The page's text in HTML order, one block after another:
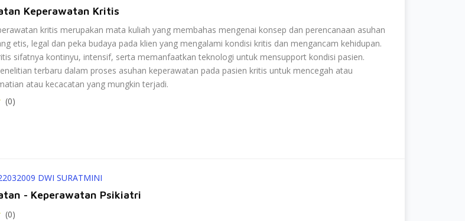
Keperawatan Kritis
kritis merupakan mata kuliah yang membahas mengenai konsep dan perencanaan asuhan
etis, legal dan peka budaya pada klien yang mengalami kondisi kritis dan mengancam kehidupan.
sifatnya kontinyu, intensif, serta memanfaatkan teknologi untuk mensupport kondisi pasien.
terbaru dalam proses asuhan keperawatan pada pasien kritis untuk mencegah atau
atau kecacatan yang mungkin terjadi.
(0)
DWI SURATMINI
- Keperawatan Psikiatri
(0)